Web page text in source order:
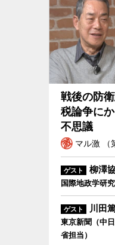
戦後の防
税論争に
不思議
マル激 （
ゲスト 柳澤
国際地政学研
ゲスト 川田
東京新聞（中
省担当）